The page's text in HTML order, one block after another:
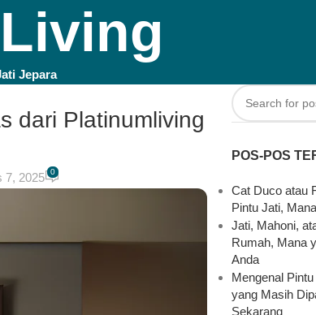
Jepara
dari Platinumliving
7, 2025 0
POS-POS
Cat Duco atau
Pintu Jati,
Jati, Mahoni,
Rumah, Mana
Anda
Mengenal
yang Masih
Sekarang